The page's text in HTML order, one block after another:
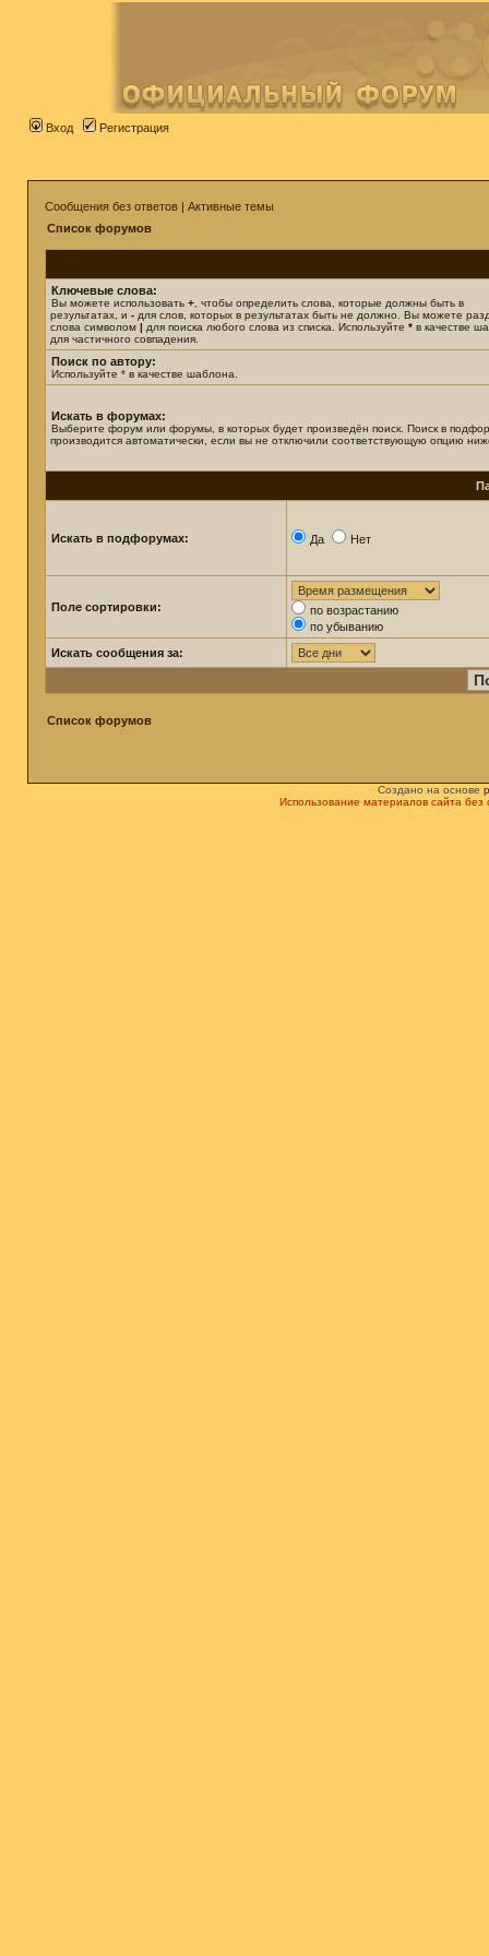
Вход Регистрация
Сообщения без ответов | Активные темы
Список форумов
Ключевые слова:
Вы можете использовать + , чтобы определить слова, которые должны быть в
результатах, и - для слов, которых в результатах быть не должно. Вы можете
слова символом | для поиска любого слова из списка. Используйте * в качестве
для частичного совпадения.
Поиск по автору:
Используйте * в качестве шаблона.
Искать в форумах:
Выберите форум или форумы, в которых будет произведён поиск. Поиск в
производится автоматически, если вы не отключили соответствующую опцию
Искать в подфорумах: Да Нет
Поле сортировки:
по возрастанию
по убыванию
Искать сообщения за:
Список форумов
Создано на основе
Использование материалов сайта